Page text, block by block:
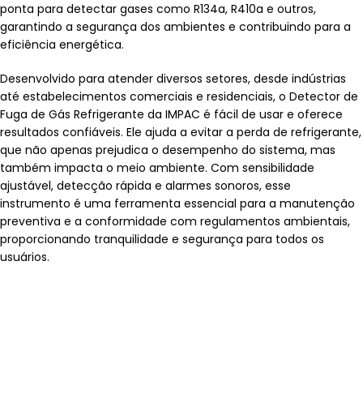
ponta para detectar gases como R134a, R410a e outros,
garantindo a segurança dos ambientes e contribuindo para a
eficiência energética.
Desenvolvido para atender diversos setores, desde indústrias
até estabelecimentos comerciais e residenciais, o Detector de
Fuga de Gás Refrigerante da IMPAC é fácil de usar e oferece
resultados confiáveis. Ele ajuda a evitar a perda de refrigerante,
que não apenas prejudica o desempenho do sistema, mas
também impacta o meio ambiente. Com sensibilidade
ajustável, detecção rápida e alarmes sonoros, esse
instrumento é uma ferramenta essencial para a manutenção
preventiva e a conformidade com regulamentos ambientais,
proporcionando tranquilidade e segurança para todos os
usuários.